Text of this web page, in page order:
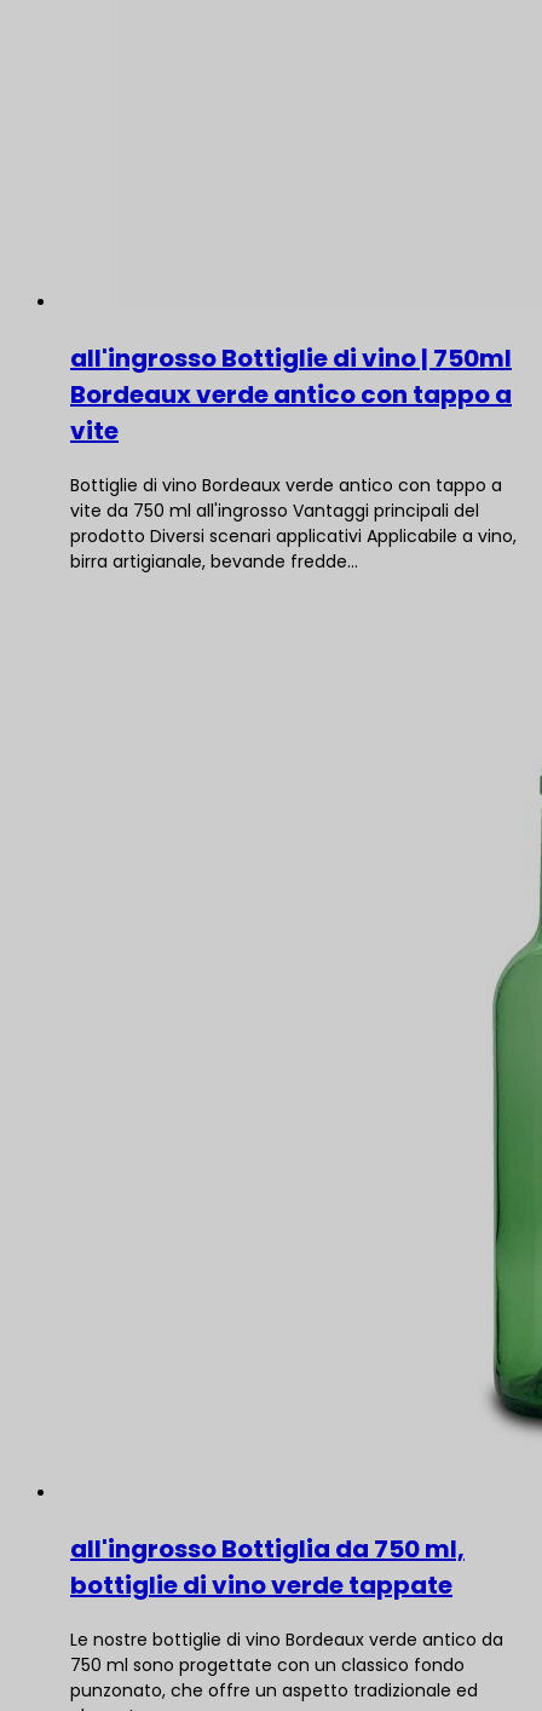
all'ingrosso Bottiglie di vino | 750ml
Bordeaux verde antico con tappo a
vite
Bottiglie di vino Bordeaux verde antico con tappo a
vite da 750 ml all'ingrosso Vantaggi principali del
prodotto Diversi scenari applicativi Applicabile a vino,
birra artigianale, bevande fredde...
all'ingrosso Bottiglia da 750 ml,
bottiglie di vino verde tappate
Le nostre bottiglie di vino Bordeaux verde antico da
750 ml sono progettate con un classico fondo
punzonato, che offre un aspetto tradizionale ed